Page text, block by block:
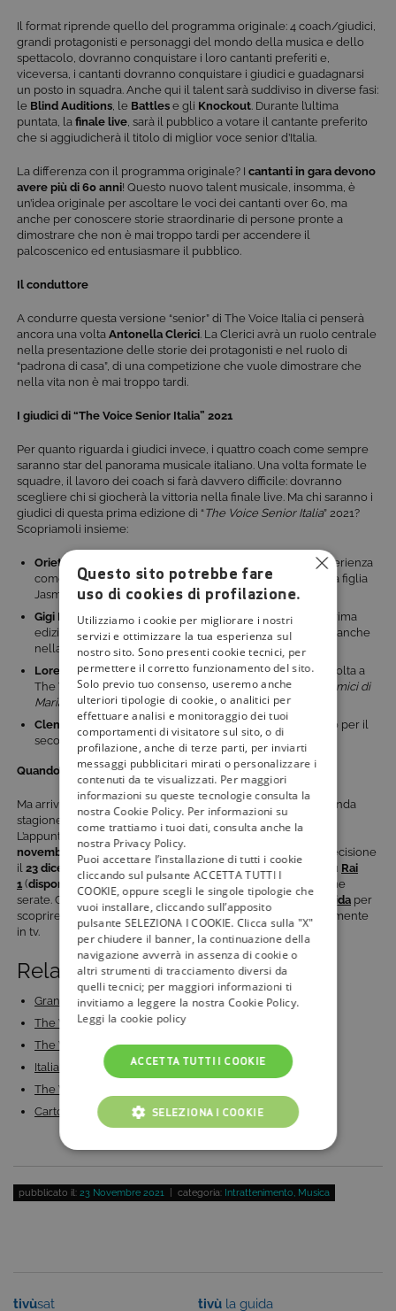
Il format riprende quello del programma originale: 4 coach/giudici,
grandi protagonisti e personaggi del mondo della musica e dello
spettacolo, dovranno conquistare i loro cantanti preferiti e,
viceversa, i cantanti dovranno conquistare i giudici e guadagnarsi
un posto in squadra. Anche qui il talent sarà suddiviso in diverse fasi:
le Blind Auditions , le Battles e gli Knockout . Durante l’ultima
puntata, la finale live , sarà il pubblico a votare il cantante preferito
che si aggiudicherà il titolo di miglior voce senior d’Italia.
La differenza con il programma originale? I cantanti in gara devono
avere più di 60 anni! Questo nuovo talent musicale, insomma, è
un’idea originale per ascoltare le voci dei cantanti over 60, ma
anche per conoscere storie straordinarie di persone pronte a
dimostrare che non è mai troppo tardi per accendere il
palcoscenico ed entusiasmare il pubblico.
Il conduttore
A condurre questa versione “senior” di The Voice Italia ci penserà
ancora una volta Antonella Clerici . La Clerici avrà un ruolo centrale
nella presentazione delle storie dei protagonisti e nel ruolo di
“padrona di casa”, di una competizione che vuole dimostrare che
nella vita non è mai troppo tardi.
I giudici di “The Voice Senior Italia” 2021
Per quanto riguarda i giudici invece, i quattro coach come sempre
saranno star del panorama musicale italiano. Una volta formate le
squadre, il lavoro dei coach si farà davvero difficile: dovranno
scegliere chi si giocherà la vittoria nella finale live. Ma chi saranno i
giudici di questa prima edizione di “The Voice Senior Italia” 2021?
Scopriamoli insieme:
Orietta Berti
, new entry dello show e alla sua prima esperienza
come coach, la cantante prenderà il posto di Al Bano e la figlia
Jasmine Carrisi;
Gigi D’Alessio, il cantante napoletano – già coach nella prima
edizione del programma – aveva ricoperto questo ruolo anche
nella sesta edizione del format originale;
Loredana Bertè, troveremo la cantante per la seconda volta a
The Voice, precedentemente giudice nel programma “
Amici di
Maria De Filippi ”;
Clementino, rinnovato anche il giovane rapper campano per il
secondo anno consecutivo.
Quando e dove vedere il talent in tv
Ma arriviamo al dunque: quando e dove vedere in tv la seconda
stagione del talent musicale “The Voice Senior Italia
L’appuntamento è fissato pertutti i venerdì, a partiredal 26
novembre
, eccetto lafinaleche si terrà di giovedì, per la precisione
il 23 dicembre. Lo show andrà in onda, come di consueto, su Rai
1 (disponibile in HD su tivùsat al canale 101 ), per cinque prime
serate. Continuate a seguire gli aggiornamenti diTivù La Guida per
scoprire tutti gli appuntamenti e le novità in arrivo prossimamente
in tv.
Related Posts:
Gran finale The Voice Kids Italia: i 12 talenti e i…
The Voice of Italy 2018: tutte le novità della 5°…
The Voice of Italy 2019: su Rai 2 la 6a edizione del…
Italia's Got Talent 2024 in onda su TV8: quando…
The Voice Senior: arriva la nuova edizione su Rai 1
Cartoni animati in Tv: su Pop arriva Charlie è Tardi
pubblicato il: 23 Novembre 2021 | categoria: Intrattenimento Musica
tivùsat
tivù la guida
Questo sito potrebbe fare
uso di cookies di profilazione.
Utilizziamo i cookie per migliorare i nostri
servizi e ottimizzare la tua esperienza sul
nostro sito. Sono presenti cookie tecnici, per
permettere il corretto funzionamento del sito.
Solo previo tuo consenso, useremo anche
ulteriori tipologie di cookie, o analitici per
effettuare analisi e monitoraggio dei tuoi
comportamenti di visitatore sul sito, o di
profilazione, anche di terze parti, per inviarti
messaggi pubblicitari mirati o personalizzare i
contenuti da te visualizzati. Per maggiori
informazioni su queste tecnologie consulta la
nostra Cookie Policy. Per informazioni su
come trattiamo i tuoi dati, consulta anche la
nostra Privacy Policy.
Puoi accettare l’installazione di tutti i cookie
cliccando sul pulsante ACCETTA TUTTI I
COOKIE, oppure scegli le singole tipologie che
vuoi installare, cliccando sull’apposito
pulsante SELEZIONA I COOKIE. Clicca sulla "X"
per chiudere il banner, la continuazione della
navigazione avverrà in assenza di cookie o
altri strumenti di tracciamento diversi da
quelli tecnici; per maggiori informazioni ti
invitiamo a leggere la nostra Cookie Policy.
Leggi la cookie policy
ACCETTA TUTTI I COOKIE
SELEZIONA I COOKIE
COOKIE TECNICI
COOKIE ANALITICI